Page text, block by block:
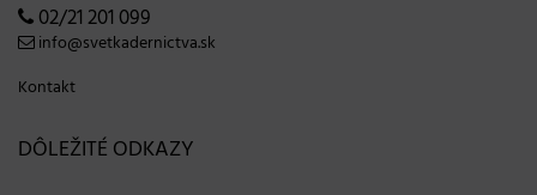
02/21 201 099
info@svetkadernictva.sk
Kontakt
DÔLEŽITÉ ODKAZY